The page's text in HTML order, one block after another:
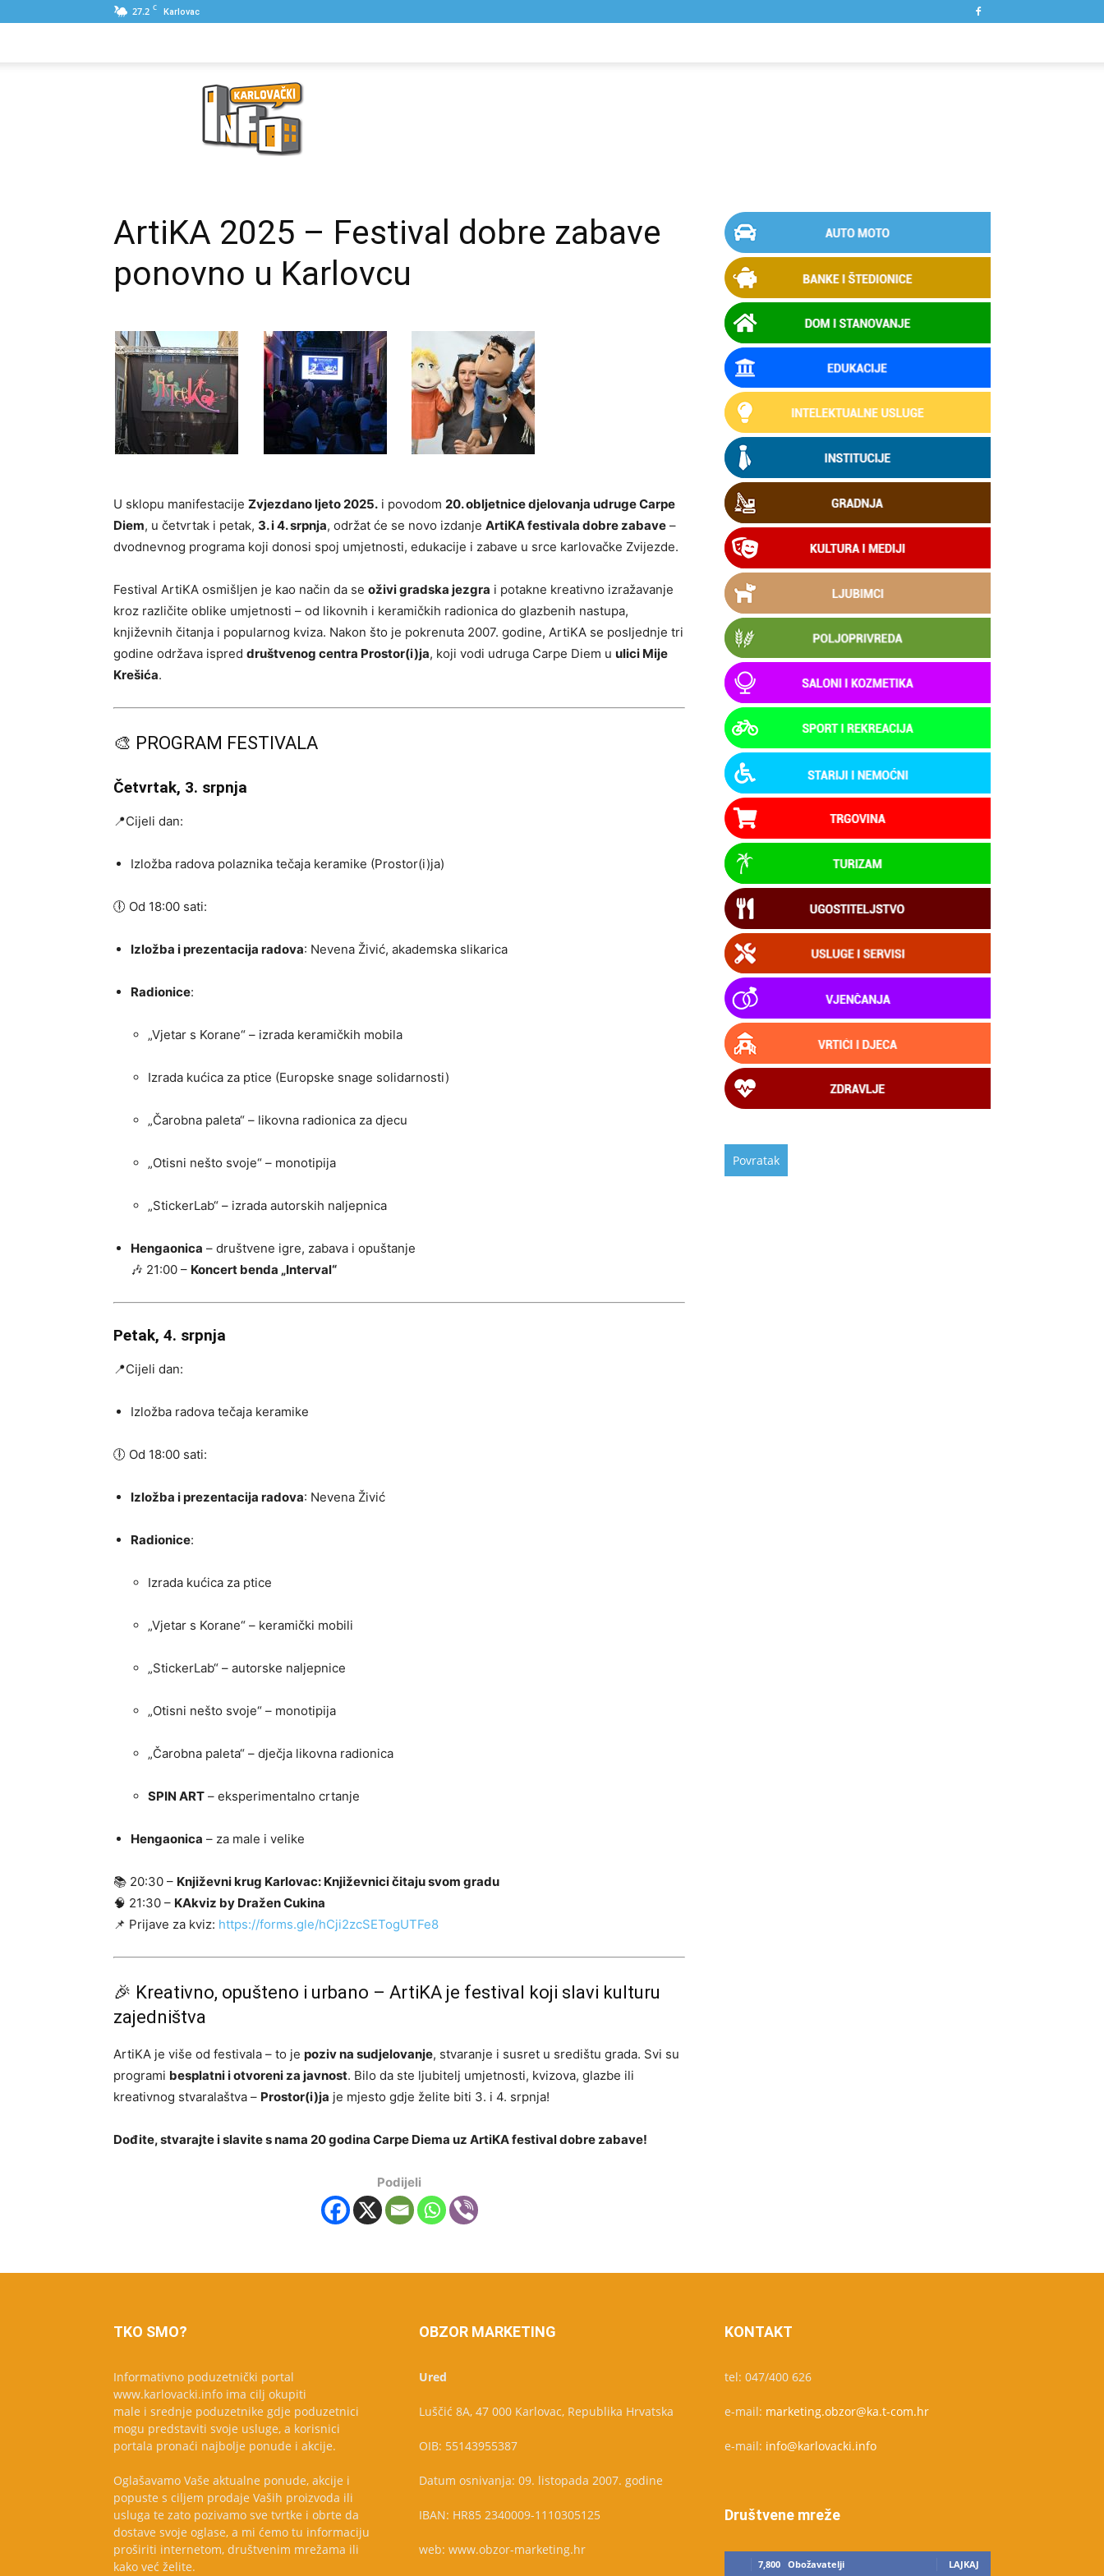
27.2 C Karlovac
Karlovački
ArtiKA 2025 – Festival dobre zabave
ponovno u Karlovcu
U sklopu manifestacije Zvjezdano ljeto 2025. i povodom 20. obljetnice djelovanja udruge Carpe
Diem, u četvrtak i petak, 3. i 4. srpnja, održat će se novo izdanje ArtiKA festivala dobre zabave –
dvodnevnog programa koji donosi spoj umjetnosti, edukacije i zabave u srce karlovačke Zvijezde.
Festival ArtiKA osmišljen je kao način da se oživi gradska jezgra i potakne kreativno izražavanje
kroz različite oblike umjetnosti – od likovnih i keramičkih radionica do glazbenih nastupa,
književnih čitanja i popularnog kviza. Nakon što je pokrenuta 2007. godine, ArtiKA se posljednje tri
godine održava ispred društvenog centra Prostor(i)ja, koji vodi udruga Carpe Diem u ulici Mije
Krešića.
🎨 PROGRAM FESTIVALA
Četvrtak, 3. srpnja
📍Cijeli dan:
Izložba radova polaznika tečaja keramike (Prostor(i)ja)
🕕 Od 18:00 sati:
Izložba i prezentacija radova: Nevena Živić, akademska slikarica
Radionice:
„Vjetar s Korane“ – izrada keramičkih mobila
Izrada kućica za ptice (Europske snage solidarnosti)
„Čarobna paleta“ – likovna radionica za djecu
„Otisni nešto svoje“ – monotipija
„StickerLab“ – izrada autorskih naljepnica
Hengaonica – društvene igre, zabava i opuštanje
🎶 21:00 – Koncert benda „Interval“
Petak, 4. srpnja
📍Cijeli dan:
Izložba radova tečaja keramike
🕕 Od 18:00 sati:
Izložba i prezentacija radova: Nevena Živić
Radionice:
Izrada kućica za ptice
„Vjetar s Korane“ – keramički mobili
„StickerLab“ – autorske naljepnice
„Otisni nešto svoje“ – monotipija
„Čarobna paleta“ – dječja likovna radionica
SPIN ART – eksperimentalno crtanje
Hengaonica – za male i velike
📚 20:30 – Književni krug Karlovac: Književnici čitaju svom gradu
🧠 21:30 – KAkviz by Dražen Cukina
📌 Prijave za kviz: https://forms.gle/hCji2zcSETogUTFe8
🎉 Kreativno, opušteno i urbano – ArtiKA je festival koji slavi kulturu
zajedništva
ArtiKA je više od festivala – to je poziv na sudjelovanje, stvaranje i susret u središtu grada. Svi su
programi besplatni i otvoreni za javnost. Bilo da ste ljubitelj umjetnosti, kvizova, glazbe ili
kreativnog stvaralaštva – Prostor(i)ja je mjesto gdje želite biti 3. i 4. srpnja!
Dođite, stvarajte i slavite s nama 20 godina Carpe Diema uz ArtiKA festival dobre zabave!
Podijeli
TKO SMO?
Informativno poduzetnički portal
www.karlovacki.info ima cilj okupiti
male i srednje poduzetnike gdje poduzetnici
mogu predstaviti svoje usluge, a korisnici
portala pronaći najbolje ponude i akcije.
Oglašavamo Vaše aktualne ponude, akcije i
popuste s ciljem prodaje Vaših proizvoda ili
usluga te zato pozivamo sve tvrtke i obrte da
dostave svoje oglase, a mi ćemo tu informaciju
proširiti internetom, društvenim mrežama ili
kako već želite.
OBZOR MARKETING
Ured
Luščić 8A, 47 000 Karlovac, Republika Hrvatska
OIB: 55143955387
Datum osnivanja: 09. listopada 2007. godine
IBAN: HR85 2340009-1110305125
web: www.obzor-marketing.hr
KONTAKT
tel: 047/400 626
e-mail: marketing.obzor@ka.t-com.hr
e-mail: info@karlovacki.info
Društvene mreže
7,800 Obožavatelji LAJKAJ